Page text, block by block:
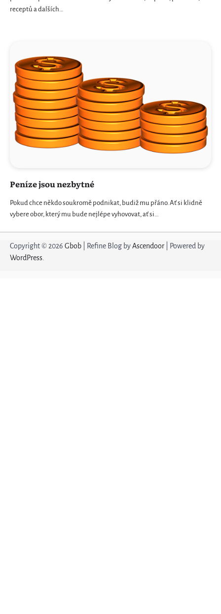
receptů a dalších…
Peníze jsou nezbytné
Pokud chce někdo soukromě podnikat, budiž mu přáno. Ať si klidně
vybere obor, který mu bude nejlépe vyhovovat, ať si…
Copyright © 2026 Gbob | Refine Blog byAscendoor | Powered by
WordPress.